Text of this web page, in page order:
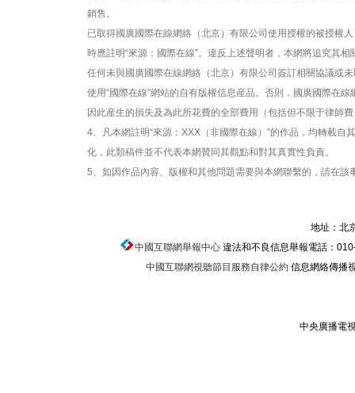
銷售。
已取得國廣國際在線網絡（北京）有限公司使用授權的被授權
時應註明“來源：國際在線”。違反上述聲明者，本網將追究其相
任何未與國廣國際在線網絡（北京）有限公司簽訂相關協議或
使用“國際在線”網站的自有版權信息産品。否則，國廣國際在
因此産生的損失及為此所花費的全部費用（包括但不限于律師
4、凡本網註明“來源：XXX（非國際在線）”的作品，均轉載自
化，此類稿件並不代表本網贊同其觀點和對其真實性負責。
5、如因作品內容、版權和其他問題需要與本網聯繫的，請在該
地址：北
中國互聯網舉報中心違法和不良信息舉報電話：
中國互聯網視聽節目服務自律公約信息網絡傳播
中央廣播電